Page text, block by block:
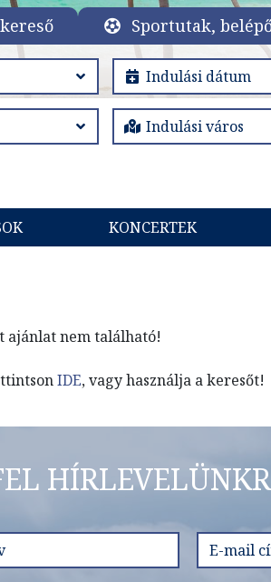
Sportutak,
KONCERTEK
ajánlat nem található!
IDE, vagy használja a keresőt!